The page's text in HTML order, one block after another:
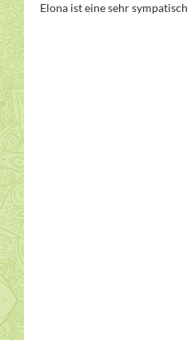
Elona ist eine sehr